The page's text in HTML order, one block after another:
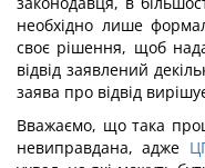
необхідно лише
своє рішення, щоб
відвід заявлений
заява про відвід
Вважаємо, що така
невиправдана, адже